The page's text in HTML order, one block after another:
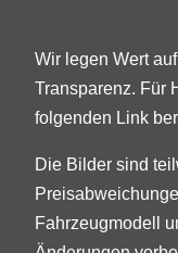
Wir legen Wert
Transparenz. Für
folgenden Link
Die Bilder sind
Fahrzeugmodell